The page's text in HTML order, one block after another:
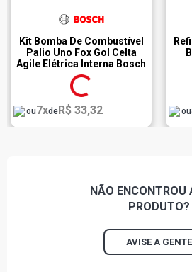
Kit Bomba De Combustível
Palio Uno Fox Gol Celta
Agile Elétrica Interna Bosch
F000TE159A
ou7xdeR$ 33,32 ou
NÃO ENCONTROU
PRODUTO?
AVISE A GENTE